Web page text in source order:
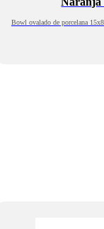
Bowl ovalado de porcelana